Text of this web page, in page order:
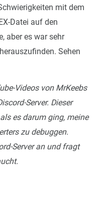
mit dem
Datei auf den
aber es war sehr
Sehen
Videos von MrKeebs
Server. Dieser
es darum ging, meine
zu debuggen.
Server an und fragt